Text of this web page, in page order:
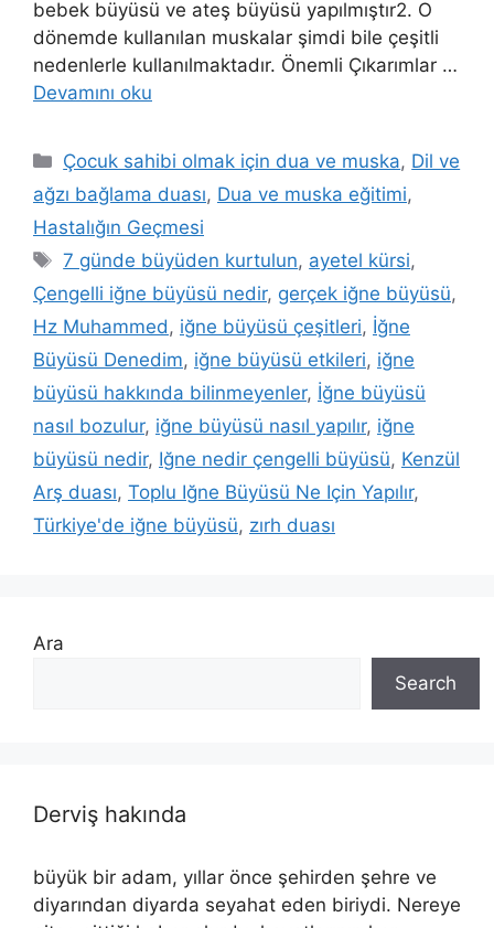
bebek büyüsü ve ateş büyüsü yapılmıştır2. O
dönemde kullanılan muskalar şimdi bile çeşitli
nedenlerle kullanılmaktadır. Önemli Çıkarımlar …
Devamını oku
Çocuk sahibi olmak için dua ve muska, Dil ve
ağzı bağlama duası, Dua ve muska eğitimi,
Hastalığın Geçmesi
7 günde büyüden kurtulun, ayetel kürsi,
Çengelli iğne büyüsü nedir, gerçek iğne büyüsü,
Hz Muhammed, iğne büyüsü çeşitleri, İğne
Büyüsü Denedim, iğne büyüsü etkileri, iğne
büyüsü hakkında bilinmeyenler, İğne büyüsü
nasıl bozulur, iğne büyüsü nasıl yapılır, iğne
büyüsü nedir, Iğne nedir çengelli büyüsü, Kenzül
Arş duası, Toplu Iğne Büyüsü Ne Için Yapılır,
Türkiye'de iğne büyüsü, zırh duası
Ara
Search
Derviş hakında
büyük bir adam, yıllar önce şehirden şehre ve
diyarından diyarda seyahat eden biriydi. Nereye